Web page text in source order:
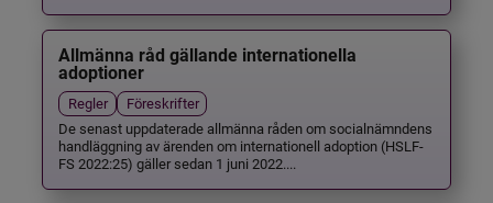
Allmänna råd gällande internationella
adoptioner
Regler
Föreskrifter
De senast uppdaterade allmänna råden om socialnämndens
handläggning av ärenden om internationell adoption (HSLF-
FS 2022:25) gäller sedan 1 juni 2022....